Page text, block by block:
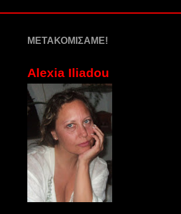
ΜΕΤΑΚΟΜΙΣΑΜΕ!
Alexia Iliadou